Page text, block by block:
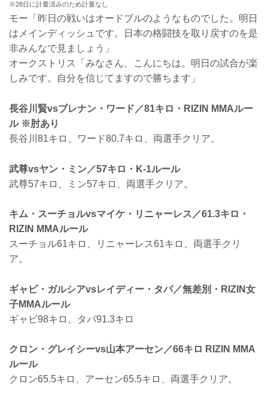
※28日に計量済みのため計量なし
モー「昨日の戦いはオードブルのようなものでした。明日
はメインディッシュです。日本の格闘技を取り戻すのを是
非みんなで見ましょう」
オークストリス「みなさん、こんにちは。明日の試合が楽
しみです。自分を信じてますので勝ちます」
長谷川賢vsブレナン・ワード／81キロ・RIZIN MMAルー
ル ※肘あり
長谷川81キロ、ワード80.7キロ、両選手クリア。
武尊vsヤン・ミン／57キロ・K-1ルール
武尊57キロ、ミン57キロ、両選手クリア。
キム・スーチョルvsマイケ・リニャーレス／61.3キロ・
RIZIN MMAルール
スーチョル61キロ、リニャーレス61キロ、両選手クリ
ア。
ギャビ・ガルシアvsレイディー・タパ／無差別・RIZIN女
子MMAルール
ギャビ98キロ、タパ91.3キロ
クロン・グレイシーvs山本アーセン／66キロ RIZIN MMA
ルール
クロン65.5キロ、アーセン65.5キロ、両選手クリア。